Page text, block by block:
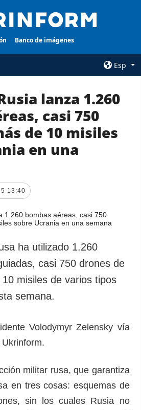
Banco de imágenes
Esp
AGENCIA
sobre la agencia
contacto
privacidad y
protección de
SERVICIOS
imágenes
lanza 1.260
casi 750
de 10 misiles
en una
13:40
ha utilizado 1.260
casi 750 drones de
misiles de varios tipos
semana.
Volodymyr Zelensky vía
militar rusa, que garantiza
en tres cosas: esquemas de
sin los cuales Rusia no